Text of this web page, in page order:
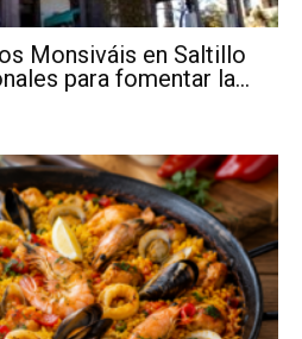
Monsiváis en Saltillo
para fomentar la...